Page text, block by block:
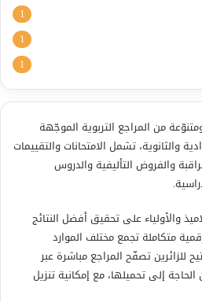
1
1
1
من المراجع التربوية الموجّهة
والثانوية، تشمل الامتحانات والتقييمات
والفروض التأليفية والدروس
والأولياء على تحقيق أفضل النتائج
متكاملة تجمع مختلف الموارد
للزائرين تصفّح المراجع مباشرة عبر
إلى تحميلها، مع إمكانية تنزيل